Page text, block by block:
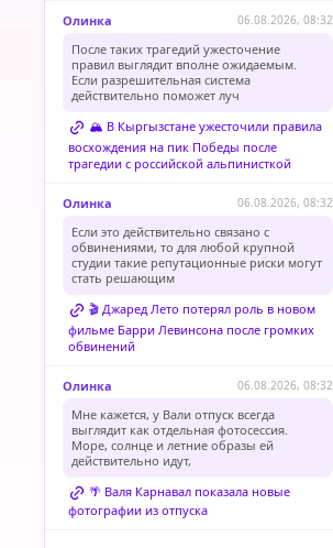
Олинка 06.08.2026, 08:32
После таких трагедий ужесточение
правил выглядит вполне ожидаемым.
Если разрешительная система
действительно поможет луч
🏔️ В Кыргызстане ужесточили правила
восхождения на пик Победы после
трагедии с российской альпинисткой
Олинка 06.08.2026, 08:32
Если это действительно связано с
обвинениями, то для любой крупной
студии такие репутационные риски могут
стать решающим
🎬 Джаред Лето потерял роль в новом
фильме Барри Левинсона после громких
обвинений
Олинка 06.08.2026, 08:32
Мне кажется, у Вали отпуск всегда
выглядит как отдельная фотосессия.
Море, солнце и летние образы ей
действительно идут,
🌴 Валя Карнавал показала новые
фотографии из отпуска